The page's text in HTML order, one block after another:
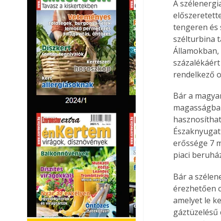
A
tengeren és
szélturbina
rendelkező
Bár a
erőssége 7
piaci
Bár a
érezhetően
amelyet le
gáztüzelésű